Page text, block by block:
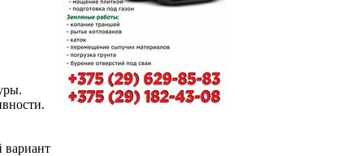
вариант